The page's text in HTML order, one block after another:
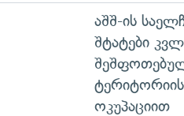
აშშ-ის
შტატები
ოკუპაციით